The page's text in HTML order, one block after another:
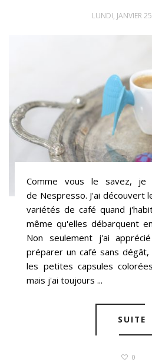
LUNDI, JANVIER
Comme vous le savez,
de Nespresso. J'ai découvert
variétés de café quand
même qu'elles débarquent
Non seulement j'ai
préparer un café sans
les petites capsules
mais j'ai toujours ...
SUITE
0